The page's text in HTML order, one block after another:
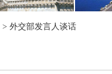
> 外交部发言人谈话